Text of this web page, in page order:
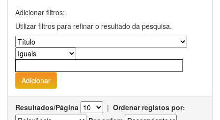
Adicionar filtros:
Utilizar filtros para refinar o resultado da pesquisa.
Resultados/Página | Ordenar registos por: